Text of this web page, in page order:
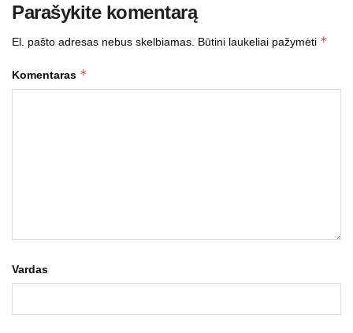
Parašykite komentarą
El. pašto adresas nebus skelbiamas. Būtini laukeliai pažymėti *
Komentaras *
Vardas